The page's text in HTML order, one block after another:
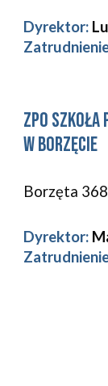
Dyrektor:
zpo Szkoła
w Borzęcie
Borzęta 368
Dyrektor: